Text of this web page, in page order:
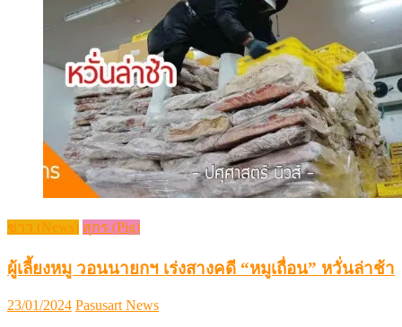
ข่าว (News) สุกร (Pig)
ผู้เลี้ยงหมู วอนนายกฯ เร่งสางคดี “หมูเถื่อน” หวั่นล่าช้า
Posted
23/01/2024 Author
Pasusart News